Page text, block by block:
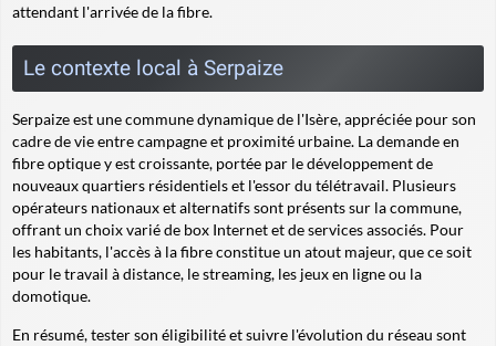
attendant l'arrivée de la fibre.
Le contexte local à Serpaize
Serpaize est une commune dynamique de l'Isère, appréciée pour son
cadre de vie entre campagne et proximité urbaine. La demande en
fibre optique y est croissante, portée par le développement de
nouveaux quartiers résidentiels et l'essor du télétravail. Plusieurs
opérateurs nationaux et alternatifs sont présents sur la commune,
offrant un choix varié de box Internet et de services associés. Pour
les habitants, l'accès à la fibre constitue un atout majeur, que ce soit
pour le travail à distance, le streaming, les jeux en ligne ou la
domotique.
En résumé, tester son éligibilité et suivre l'évolution du réseau sont